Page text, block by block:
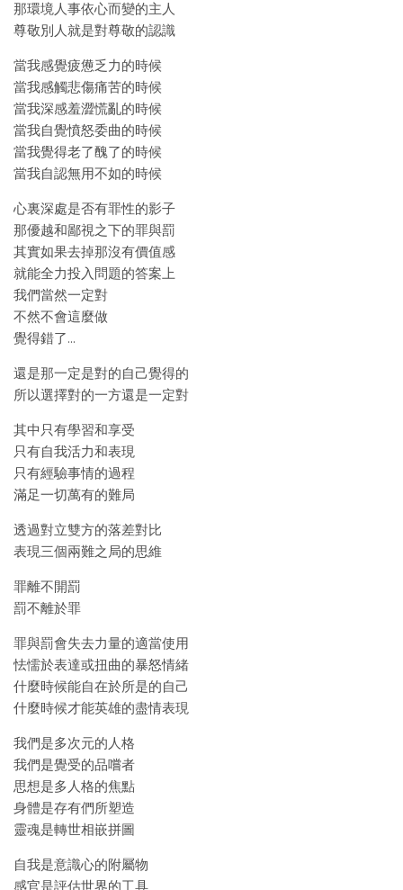
那環境人事依心而變的主人
尊敬別人就是對尊敬的認識
當我感覺疲憊乏力的時候
當我感觸悲傷痛苦的時候
當我深感羞澀慌亂的時候
當我自覺憤怒委曲的時候
當我覺得老了醜了的時候
當我自認無用不如的時候
心裏深處是否有罪性的影子
那優越和鄙視之下的罪與罰
其實如果去掉那沒有價值感
就能全力投入問題的答案上
我們當然一定對
不然不會這麼做
覺得錯了…
還是那一定是對的自己覺得的
所以選擇對的一方還是一定對
其中只有學習和享受
只有自我活力和表現
只有經驗事情的過程
滿足一切萬有的難局
透過對立雙方的落差對比
表現三個兩難之局的思維
罪離不開罰
罰不離於罪
罪與罰會失去力量的適當使用
怯懦於表達或扭曲的暴怒情緒
什麼時候能自在於所是的自己
什麼時候才能英雄的盡情表現
我們是多次元的人格
我們是覺受的品嚐者
思想是多人格的焦點
身體是存有們所塑造
靈魂是轉世相嵌拼圖
自我是意識心的附屬物
感官是評估世界的工具